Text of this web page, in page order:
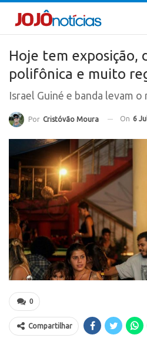
Hoje tem exposição,
polifônica e muito
Israel Guiné e banda levam o
Por Cristóvão Moura On 6
0
Compartilhar